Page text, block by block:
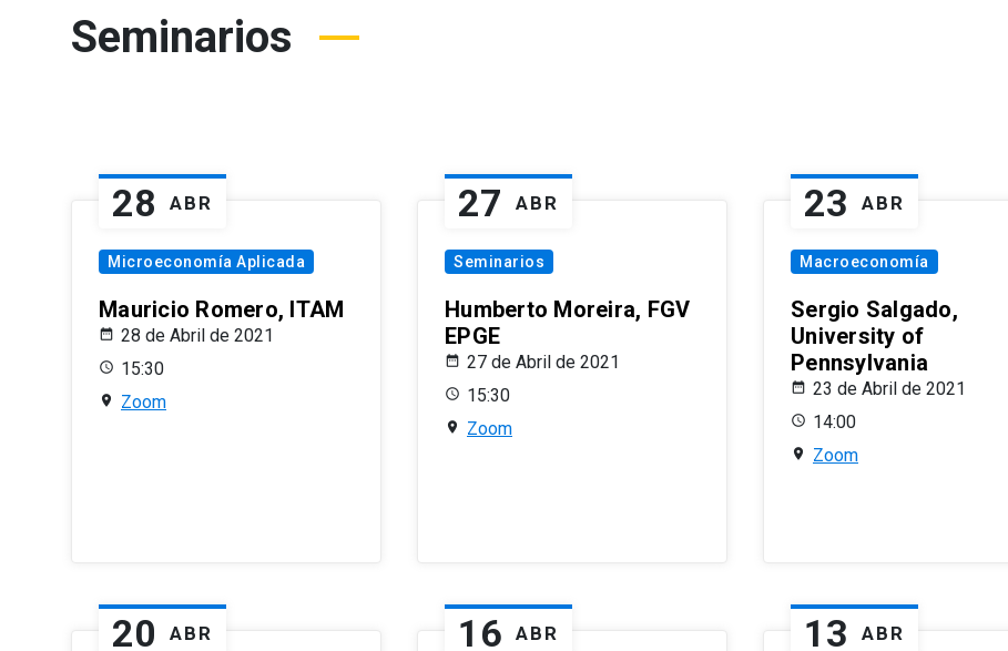
Seminarios
28 ABR
Microeconomía Aplicada
Mauricio Romero, ITAM
28 de Abril de 2021
15:30
Zoom
27 ABR
Seminarios
Humberto Moreira, FGV
EPGE
27 de Abril de 2021
15:30
Zoom
23 ABR
Macroeconomía
Sergio Salgado,
University of
Pennsylvania
23 de Abril de 2021
14:00
Zoom
20 ABR 16 ABR 13 ABR